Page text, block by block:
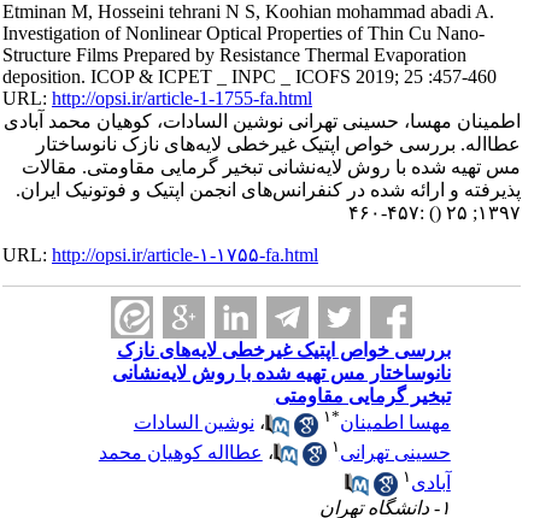
Etminan M, Hosseini tehrani N S, Koohian mohammad abadi A.
Investigation of Nonlinear Optical Properties of Thin Cu Nano-
Structure Films Prepared by Resistance Thermal Evaporation
deposition. ICOP & ICPET _ INPC _ ICOFS 2019; 25 :457-460
URL:http://opsi.ir/article-1-1755-fa.html
اطمینان مهسا، حسینی تهرانی نوشین السادات، کوهیان محمد آبادی
عطااله. بررسی خواص اپتیک غیرخطی لایه‌های نازک نانوساختار
مس تهیه شده با روش لایه‌نشانی تبخیر گرمایی مقاومتی. مقالات
پذیرفته و ارائه شده در کنفرانس‌های انجمن اپتیک و فوتونیک ایران.
۱۳۹۷; ۲۵
() :۴۵۷-۴۶۰
URL:http://opsi.ir/article-۱-۱۷۵۵-fa.html
بررسی خواص اپتیک غیرخطی لایه‌های نازک
نانوساختار مس تهیه شده با روش لایه‌نشانی
تبخیر گرمایی مقاومتی
مهسا اطمینان *۱ ،نوشین السادات
حسینی تهرانی
،عطااله کوهیان محمد
آبادی